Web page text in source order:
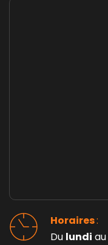
Horaires :
Du lundi au